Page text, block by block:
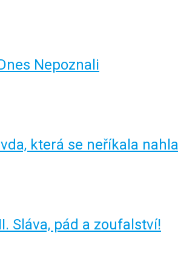
Nepoznali
která se neříkala
Sláva, pád a zoufalství!